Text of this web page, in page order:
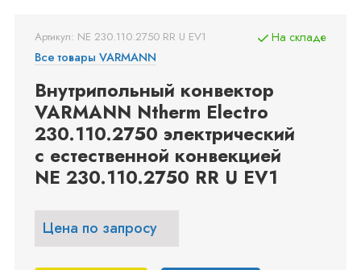
Артикул: NE 230.110.2750 RR U EV1
Все товары VARMANN
Внутрипольный конвектор
VARMANN Ntherm Electro
230.110.2750 электрический
с естественной конвекцией
NE 230.110.2750 RR U EV1
На складе
Цена по запросу